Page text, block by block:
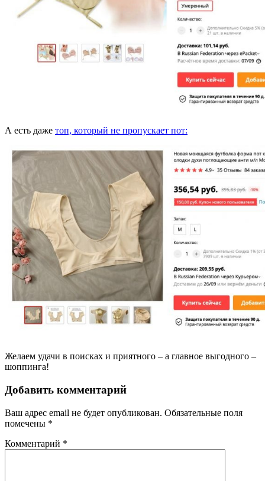
А есть даже топ, который не пропускает пот:
Желаем удачи в поисках и приятного – а главное выгодного –
шоппинга!
Добавить комментарий
Ваш адрес email не будет опубликован. Обязательные поля
помечены *
Комментарий *